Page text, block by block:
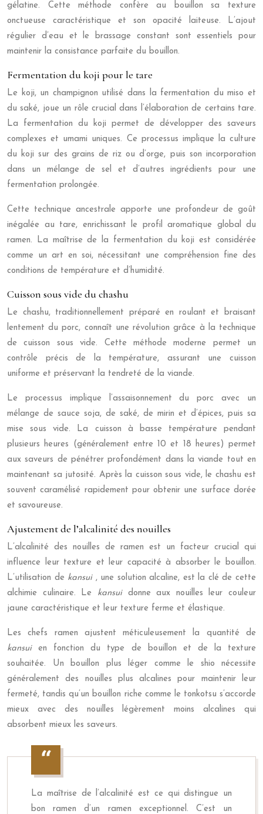
gélatine. Cette méthode confère au bouillon sa texture
onctueuse caractéristique et son opacité laiteuse. L’ajout
régulier d’eau et le brassage constant sont essentiels pour
maintenir la consistance parfaite du bouillon.
Fermentation du koji pour le tare
Le koji, un champignon utilisé dans la fermentation du miso et
du saké, joue un rôle crucial dans l’élaboration de certains tare.
La fermentation du koji permet de développer des saveurs
complexes et umami uniques. Ce processus implique la culture
du koji sur des grains de riz ou d’orge, puis son incorporation
dans un mélange de sel et d’autres ingrédients pour une
fermentation prolongée.
Cette technique ancestrale apporte une profondeur de goût
inégalée au tare, enrichissant le profil aromatique global du
ramen. La maîtrise de la fermentation du koji est considérée
comme un art en soi, nécessitant une compréhension fine des
conditions de température et d’humidité.
Cuisson sous vide du chashu
Le chashu, traditionnellement préparé en roulant et braisant
lentement du porc, connaît une révolution grâce à la technique
de cuisson sous vide. Cette méthode moderne permet un
contrôle précis de la température, assurant une cuisson
uniforme et préservant la tendreté de la viande.
Le processus implique l’assaisonnement du porc avec un
mélange de sauce soja, de saké, de mirin et d’épices, puis sa
mise sous vide. La cuisson à basse température pendant
plusieurs heures (généralement entre 10 et 18 heures) permet
aux saveurs de pénétrer profondément dans la viande tout en
maintenant sa jutosité. Après la cuisson sous vide, le chashu est
souvent caramélisé rapidement pour obtenir une surface dorée
et savoureuse.
Ajustement de l’alcalinité des nouilles
L’alcalinité des nouilles de ramen est un facteur crucial qui
influence leur texture et leur capacité à absorber le bouillon.
L’utilisation de kansui , une solution alcaline, est la clé de cette
alchimie culinaire. Le kansui donne aux nouilles leur couleur
jaune caractéristique et leur texture ferme et élastique.
Les chefs ramen ajustent méticuleusement la quantité de
kansuien fonction du type de bouillon et de la texture
souhaitée. Un bouillon plus léger comme le shio nécessite
généralement des nouilles plus alcalines pour maintenir leur
fermeté, tandis qu’un bouillon riche comme le tonkotsu s’accorde
mieux avec des nouilles légèrement moins alcalines qui
absorbent mieux les saveurs.
La maîtrise de l’alcalinité est ce qui distingue un
bon ramen d’un ramen exceptionnel. C’est un